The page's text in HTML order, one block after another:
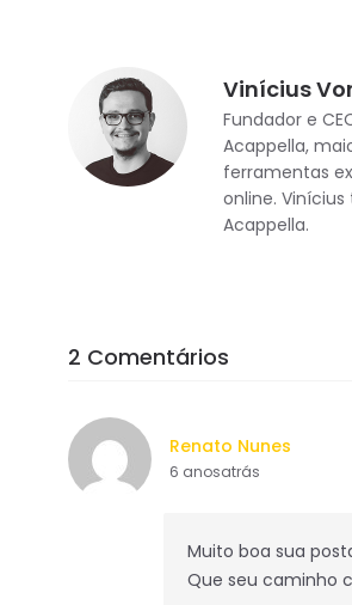
Vinícius
Fundador e
Acappella,
ferramentas
online.
Acappella.
2 Comentários
Renato Nunes
6 anosatrás
Muito boa sua
Que seu caminho